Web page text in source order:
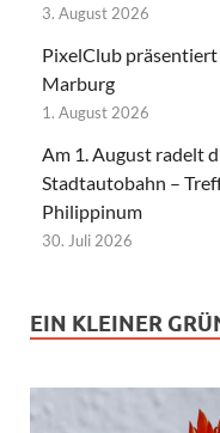
3. August 2026
PixelClub
Marburg
1. August 2026
Am 1. August radelt
Stadtautobahn –
Philippinum
30. Juli 2026
EIN KLEINER